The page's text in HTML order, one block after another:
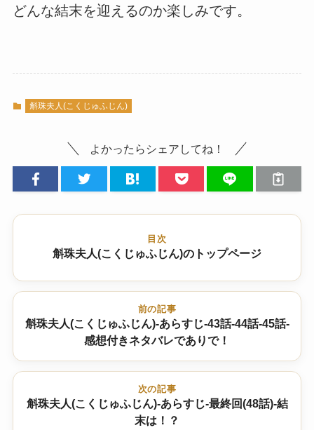
どんな結末を迎えるのか楽しみです。
斛珠夫人(こくじゅふじん)
よかったらシェアしてね！
目次
斛珠夫人(こくじゅふじん)のトップページ
前の記事
斛珠夫人(こくじゅふじん)-あらすじ-43話-44話-45話-
感想付きネタバレでありで！
次の記事
斛珠夫人(こくじゅふじん)-あらすじ-最終回(48話)-結
末は！？